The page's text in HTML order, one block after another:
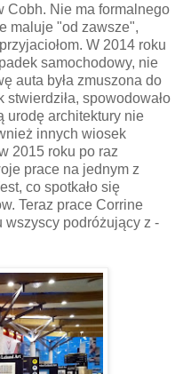
Cobh. Nie ma formalnego
maluje "od zawsze",
W 2014 roku
samochodowy, nie
auta była zmuszona do
spowodowało
urodę architektury nie
innych wiosek
2015 roku po raz
prace na jednym z
co spotkało się
Teraz prace Corrine
wszyscy podróżujący z -